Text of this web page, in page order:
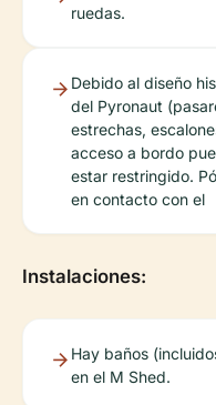
ruedas.
Debido al diseño
del Pyronaut
estrechas,
acceso a bordo
estar restringido.
en contacto con el
Instalaciones:
Hay baños
en el M Shed.